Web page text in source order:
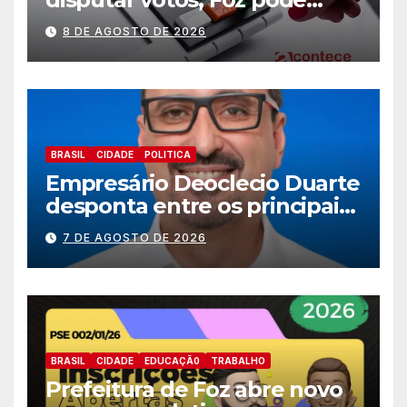
perder representatividade
8 DE AGOSTO DE 2026
BRASIL CIDADE POLITICA
Empresário Deoclecio Duarte
desponta entre os principais
nomes do União Brasil para
deputado estadual
7 DE AGOSTO DE 2026
BRASIL CIDADE EDUCAÇÃ0 TRABALHO
Prefeitura de Foz abre novo